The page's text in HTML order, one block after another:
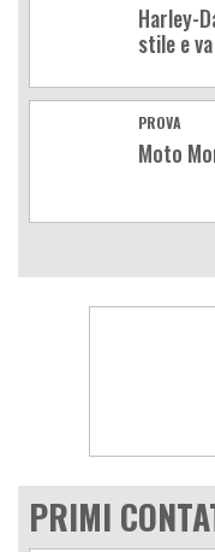
Harley-
stile e
PROVA
Moto
PRIMI